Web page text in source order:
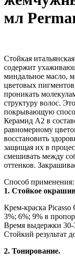
мл
Стойкая
содержит
миндальное масло,
цветовых пигментов
проникать
структуру волос.
покрывающую
Керамид А2 в
равномерному
восстановить
защищая их в
смешивать между
оттенков.
Способ применения:
1. Стойкое
Крем-краска Picasso
3%; 6%; 9% в
Время выдержки
Стойкий результат
2. Тонирование.